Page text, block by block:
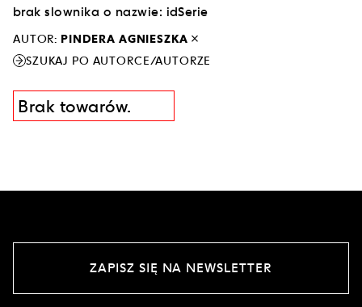
brak slownika o nazwie: idSerie
AUTOR: PINDERA AGNIESZKA close
SZUKAJ PO AUTORCE/AUTORZE
Brak towarów.
ZAPISZ SIĘ NA NEWSLETTER